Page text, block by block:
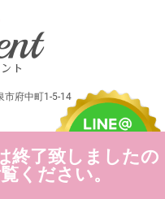
終了致しましたの
ください。
府中町1-5-14
ーセント】-since2011-All Rights Reserved.